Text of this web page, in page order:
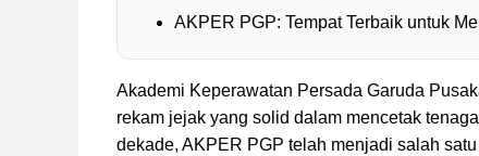
AKPER PGP: Tempat Terbaik untuk
Akademi Keperawatan Persada Garuda
rekam jejak yang solid dalam mencetak
dekade, AKPER PGP telah menjadi salah